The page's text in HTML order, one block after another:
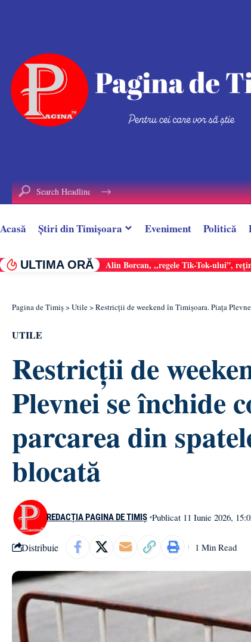
Acasă Știri din Timișoara Eveniment Politică
ULTIMA ORĂ Alin Borcan, ,,regele Tik-Tok-ului”,
Pagina de Timiș>Utile>Restricții de weekend în Timișoara. Piața
UTILE
Restricții de
Plevnei se închide
parcarea din
blocată
REDACȚIA PAGINA DE TIMIȘ Publicat 11 Iunie 2026,
Distribuie 1 Min Read